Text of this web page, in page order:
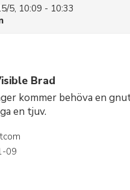
5, 10:09 - 10:33
Brad
kommer behöva en
en tjuv.
09